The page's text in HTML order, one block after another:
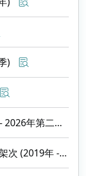
)
澳門國際機場離境航班準點率 (2017年 - 2026年第二季)
澳門國際機場商務包機和私人飛機起降架次 (2019年 - 2026年第二季)